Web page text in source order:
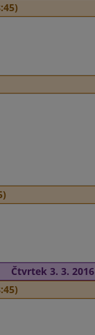
Čtvrtek 3. 3. 2016